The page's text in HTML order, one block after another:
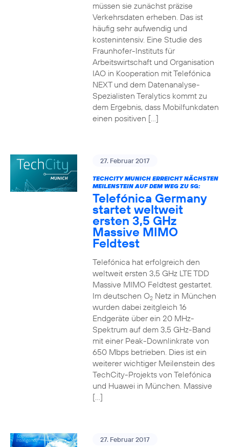
müssen sie zunächst präzise
Verkehrsdaten erheben. Das ist
häufig sehr aufwendig und
kostenintensiv. Eine Studie des
Fraunhofer-Instituts für
Arbeitswirtschaft und Organisation
IAO in Kooperation mit Telefónica
NEXT und dem Datenanalyse-
Spezialisten Teralytics kommt zu
dem Ergebnis, dass Mobilfunkdaten
einen positiven […]
27. Februar 2017
TECHCITY MUNICH ERREICHT NÄCHSTEN
MEILENSTEIN AUF DEM WEG ZU 5G:
Telefónica Germany
startet weltweit
ersten 3,5 GHz
Massive MIMO
Feldtest
Telefónica hat erfolgreich den
weltweit ersten 3,5 GHz LTE TDD
Massive MIMO Feldtest gestartet.
Im deutschen O2Netz in München
wurden dabei zeitgleich 16
Endgeräte über ein 20 MHz-
Spektrum auf dem 3,5 GHz-Band
mit einer Peak-Downlinkrate von
650 Mbps betrieben. Dies ist ein
weiterer wichtiger Meilenstein des
TechCity-Projekts von Telefónica
und Huawei in München. Massive
[…]
27. Februar 2017